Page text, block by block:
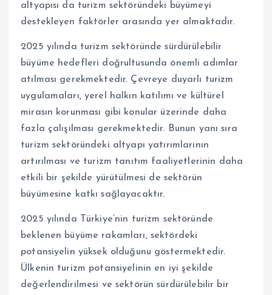
altyapısı da turizm sektöründeki büyümeyi
destekleyen faktörler arasında yer almaktadır.
2025 yılında turizm sektöründe sürdürülebilir
büyüme hedefleri doğrultusunda önemli adımlar
atılması gerekmektedir. Çevreye duyarlı turizm
uygulamaları, yerel halkın katılımı ve kültürel
mirasın korunması gibi konular üzerinde daha
fazla çalışılması gerekmektedir. Bunun yanı sıra
turizm sektöründeki altyapı yatırımlarının
artırılması ve turizm tanıtım faaliyetlerinin daha
etkili bir şekilde yürütülmesi de sektörün
büyümesine katkı sağlayacaktır.
2025 yılında Türkiye’nin turizm sektöründe
beklenen büyüme rakamları, sektördeki
potansiyelin yüksek olduğunu göstermektedir.
Ülkenin turizm potansiyelinin en iyi şekilde
değerlendirilmesi ve sektörün sürdürülebilir bir